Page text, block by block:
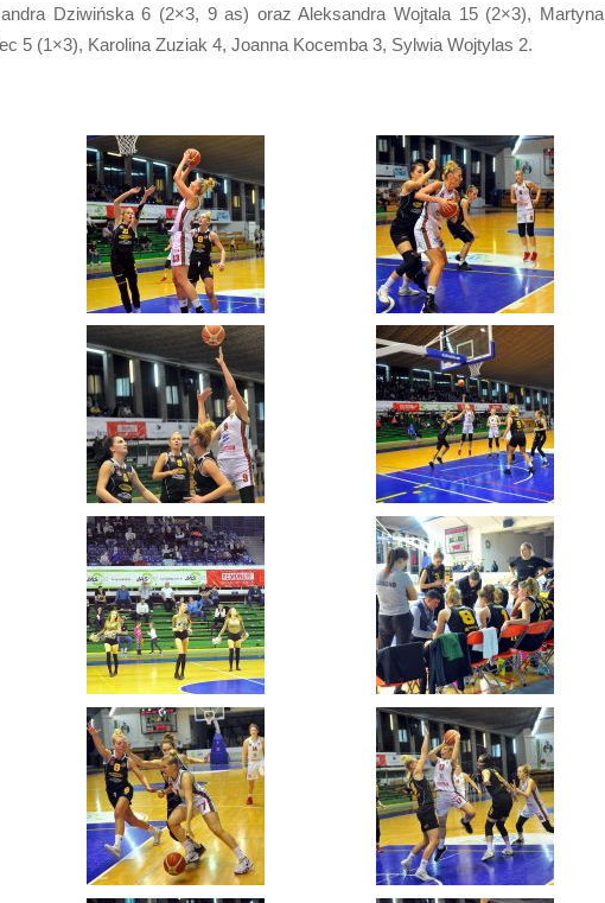
Dziwińska 6 (2×3, 9 as) oraz Aleksandra Wojtala 15 (2×3), Martyna
5 (1×3), Karolina Zuziak 4, Joanna Kocemba 3, Sylwia Wojtylas 2.